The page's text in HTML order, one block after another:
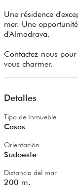
Une résidence
mer. Une
d'Almadrava.
Contactez-nous
vous charmer.
Detalles
Tipo de Inmueble
Casas
Orientación
Sudoeste
Distancia del mar
200 m.